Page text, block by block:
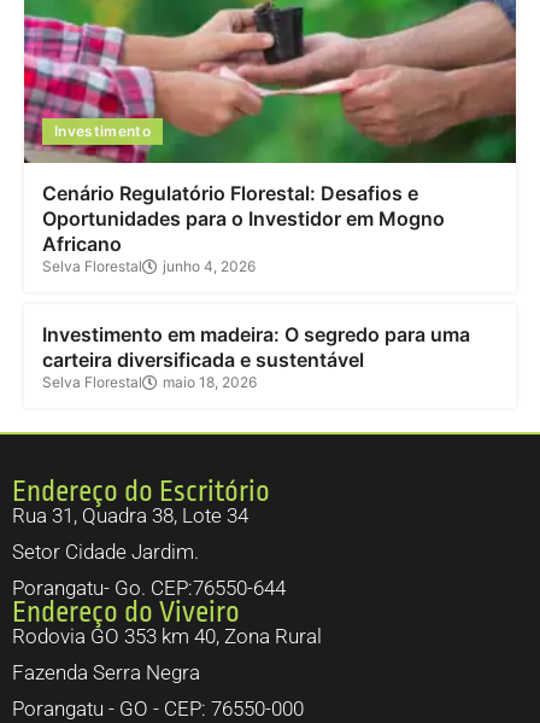
Investimento
Cenário Regulatório Florestal: Desafios e
Oportunidades para o Investidor em Mogno
Africano
Selva Florestal junho 4, 2026
Investimento
Investimento em madeira: O segredo para uma
carteira diversificada e sustentável
Selva Florestal maio 18, 2026
Endereço do Escritório
Rua 31, Quadra 38, Lote 34
Setor Cidade Jardim.
Porangatu- Go. CEP:76550-644
Endereço do Viveiro
Rodovia GO 353 km 40, Zona Rural
Fazenda Serra Negra
Porangatu - GO - CEP: 76550-000